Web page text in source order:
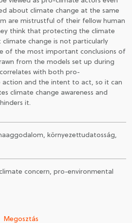
about climate change at the same
are mistrustful of their fellow human
think that protecting the climate
change is not particularly
of the most important conclusions of
from the models set up during
with both pro-
and the intent to act, so it can
climate change awareness and
it.
környezettudatosság,
concern, pro-environmental
Megosztás